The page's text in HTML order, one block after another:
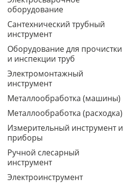
оборудование
Сантехнический трубный
инструмент
Оборудование для прочистки
и инспекции труб
Электромонтажный
инструмент
Металлообработка (машины)
Металлообработка (расходка)
Измерительный инструмент и
приборы
Ручной слесарный
инструмент
Электроинструмент